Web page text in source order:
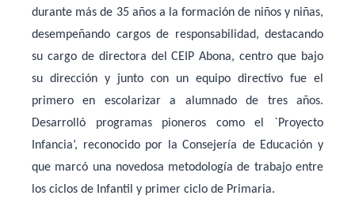
durante más de 35 años a la formación de niños y niñas,
desempeñando cargos de responsabilidad, destacando
su cargo de directora del CEIP Abona, centro que bajo
su dirección y junto con un equipo directivo fue el
primero en escolarizar a alumnado de tres años.
Desarrolló programas pioneros como el `Proyecto
Infancia’, reconocido por la Consejería de Educación y
que marcó una novedosa metodología de trabajo entre
los ciclos de Infantil y primer ciclo de Primaria.